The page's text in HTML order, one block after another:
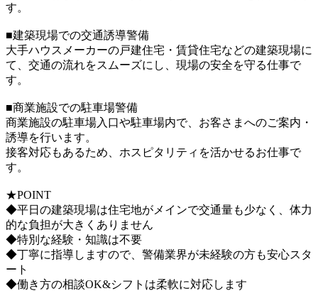
す。
■建築現場での交通誘導警備
大手ハウスメーカーの戸建住宅・賃貸住宅などの建築現場に
て、交通の流れをスムーズにし、現場の安全を守る仕事で
す。
■商業施設での駐車場警備
商業施設の駐車場入口や駐車場内で、お客さまへのご案内・
誘導を行います。
接客対応もあるため、ホスピタリティを活かせるお仕事で
す。
★POINT
◆平日の建築現場は住宅地がメインで交通量も少なく、体力
的な負担が大きくありません
◆特別な経験・知識は不要
◆丁寧に指導しますので、警備業界が未経験の方も安心スタ
ート
◆働き方の相談OK&シフトは柔軟に対応します